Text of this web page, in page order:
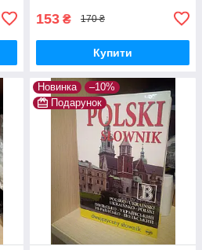
153 ₴ 170 ₴
Купити
Новинка
–10%
Подарунок